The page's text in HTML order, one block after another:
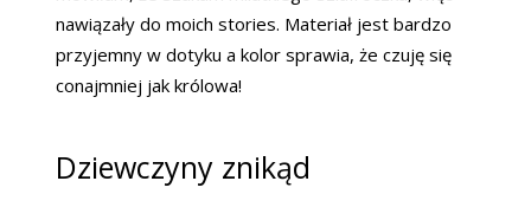
nawiązały do moich stories. Materiał jest bardzo
przyjemny w dotyku a kolor sprawia, że czuję się
conajmniej jak królowa!
Dziewczyny znikąd